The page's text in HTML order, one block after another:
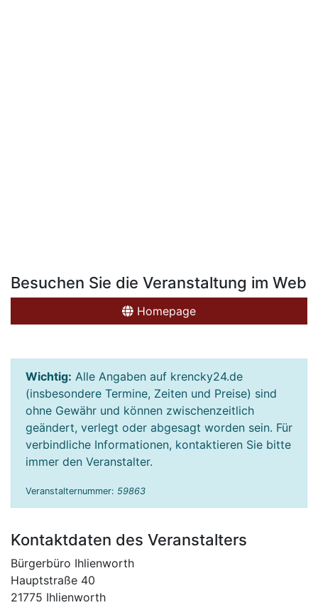
Besuchen Sie die Veranstaltung im Web
Homepage
Wichtig: Alle Angaben auf krencky24.de
(insbesondere Termine, Zeiten und Preise) sind
ohne Gewähr und können zwischenzeitlich
geändert, verlegt oder abgesagt worden sein. Für
verbindliche Informationen, kontaktieren Sie bitte
immer den Veranstalter.
Veranstalternummer: 59863
Kontaktdaten des Veranstalters
Bürgerbüro Ihlienworth
Hauptstraße 40
21775 Ihlienworth